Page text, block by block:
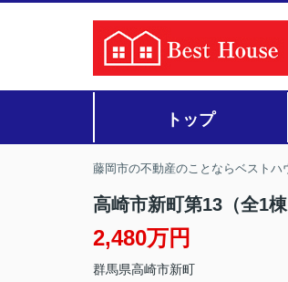
トップ
藤岡市の不動産のことならベストハ
高崎市新町第13（全1
2,480万円
群馬県高崎市新町